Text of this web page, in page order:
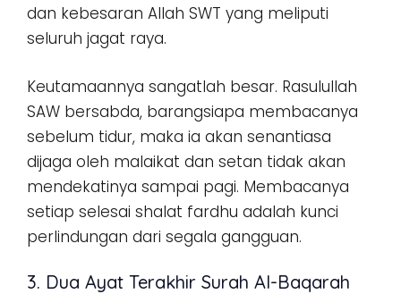
dan kebesaran Allah SWT yang meliputi
seluruh jagat raya.
Keutamaannya sangatlah besar. Rasulullah
SAW bersabda, barangsiapa membacanya
sebelum tidur, maka ia akan senantiasa
dijaga oleh malaikat dan setan tidak akan
mendekatinya sampai pagi. Membacanya
setiap selesai shalat fardhu adalah kunci
perlindungan dari segala gangguan.
3. Dua Ayat Terakhir Surah Al-Baqarah